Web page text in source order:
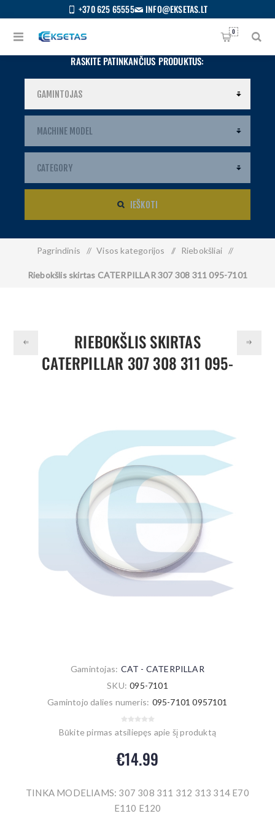
+370 625 65555 INFO@EKSETAS.LT
0
RASKITE PATINKANČIUS PRODUKTUS:
IEŠKOTI
Pagrindinis / Visos kategorijos / Riebokšliai /
Riebokšlis skirtas CATERPILLAR 307 308 311 095-7101
RIEBOKŠLIS SKIRTAS
CATERPILLAR 307 308 311 095-
Gamintojas: CAT - CATERPILLAR
SKU: 095-7101
Gamintojo dalies numeris: 095-7101 0957101
Būkite pirmas atsiliepęs apie šį produktą
€14.99
TINKA MODELIAMS: 307 308 311 312 313 314 E70
E110 E120